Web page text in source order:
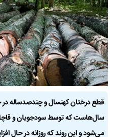
قطع درختان کهنسال و چندصدساله
سال‌هاست که توسط سودجویان و
می‌شود و این روند که روزانه در حال